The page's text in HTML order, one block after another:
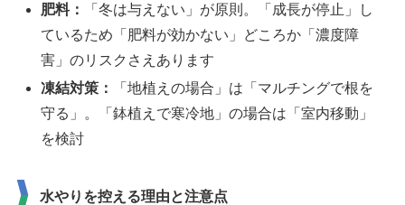
肥料：
「冬は与えない」が原則。「成長が停止」し
ているため「肥料が効かない」どころか「濃度障
害」のリスクさえあります
凍結対策：
「地植えの場合」は「マルチングで根を
守る」。「鉢植えで寒冷地」の場合は「室内移動」
を検討
水やりを控える理由と注意点